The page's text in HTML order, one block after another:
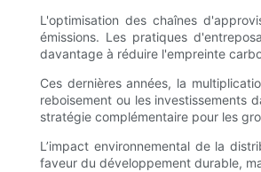
L'optimisation des chaînes
émissions. Les pratiques
davantage à réduire l'empreinte
Ces dernières années, la
reboisement ou les investissements
stratégie complémentaire pour les
L’impact environnemental de la
faveur du développement durable,